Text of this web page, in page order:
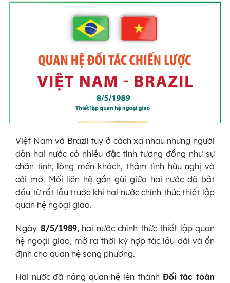
Việt Nam và Brazil tuy ở cách xa nhau nhưng người
dân hai nước có nhiều đặc tính tương đồng như sự
chân tình, lòng mến khách, thắm tình hữu nghị và
cởi mở. Mối liên hệ gần gũi giữa hai nước đã bắt
đầu từ rất lâu trước khi hai nước chính thức thiết lập
quan hệ ngoại giao.
Ngày 8/5/1989, hai nước chính thức thiết lập quan
hệ ngoại giao, mở ra thời kỳ hợp tác lâu dài và ổn
định cho quan hệ song phương.
Hai nước đã nâng quan hệ lên thành Đối tác toàn